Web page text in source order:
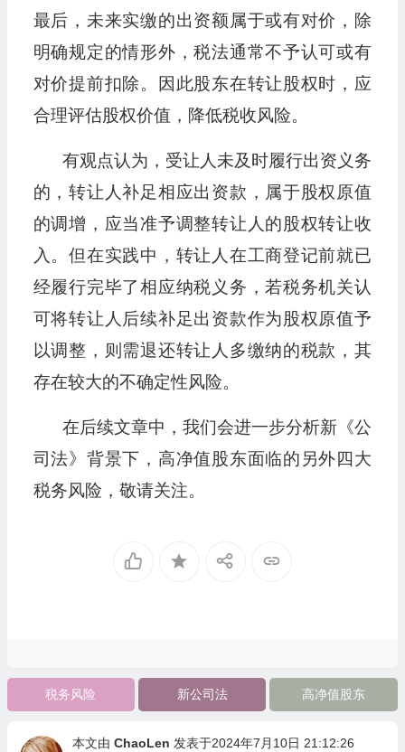
最后，未来实缴的出资额属于或有对价，除
明确规定的情形外，税法通常不予认可或有
对价提前扣除。因此股东在转让股权时，应
合理评估股权价值，降低税收风险。
有观点认为，受让人未及时履行出资义务
的，转让人补足相应出资款，属于股权原值
的调增，应当准予调整转让人的股权转让收
入。但在实践中，转让人在工商登记前就已
经履行完毕了相应纳税义务，若税务机关认
可将转让人后续补足出资款作为股权原值予
以调整，则需退还转让人多缴纳的税款，其
存在较大的不确定性风险。
在后续文章中，我们会进一步分析新《公
司法》背景下，高净值股东面临的另外四大
税务风险，敬请关注。
税务风险 新公司法 高净值股东
本文由 ChaoLen 发表于2024年7月10日 21:12:26